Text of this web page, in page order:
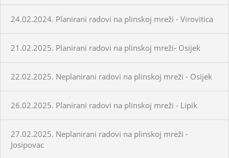
24.02.2024. Planirani radovi na plinskoj mreži - Virovitica
21.02.2025. Planirani radovi na plinskoj mreži- Osijek
22.02.2025. Neplanirani radovi na plinskoj mreži - Osijek
26.02.2025. Planirani radovi na plinskoj mreži - Lipik
27.02.2025. Neplanirani radovi na plinskoj mreži -
Josipovac